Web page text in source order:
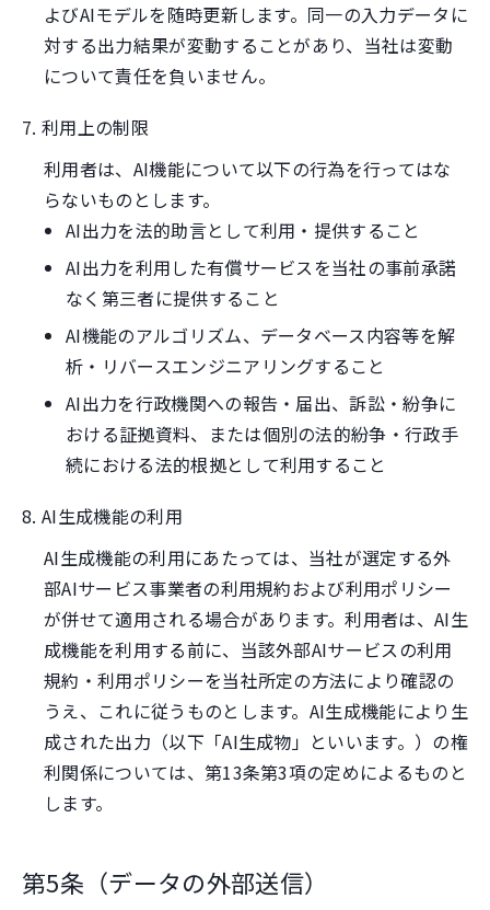
よびAIモデルを随時更新します。同一の入力データに
対する出力結果が変動することがあり、当社は変動
について責任を負いません。
7. 利用上の制限
利用者は、AI機能について以下の行為を行ってはな
らないものとします。
AI出力を法的助言として利用・提供すること
AI出力を利用した有償サービスを当社の事前承諾
なく第三者に提供すること
AI機能のアルゴリズム、データベース内容等を解
析・リバースエンジニアリングすること
AI出力を行政機関への報告・届出、訴訟・紛争に
おける証拠資料、または個別の法的紛争・行政手
続における法的根拠として利用すること
8. AI生成機能の利用
AI生成機能の利用にあたっては、当社が選定する外
部AIサービス事業者の利用規約および利用ポリシー
が併せて適用される場合があります。利用者は、AI生
成機能を利用する前に、当該外部AIサービスの利用
規約・利用ポリシーを当社所定の方法により確認の
うえ、これに従うものとします。AI生成機能により生
成された出力（以下「AI生成物」といいます。）の権
利関係については、第13条第3項の定めによるものと
します。
第5条（データの外部送信）